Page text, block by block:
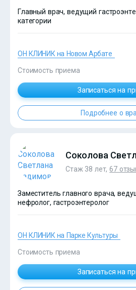
?>
Главный врач, ведущий
категории
ОН КЛИНИК на Новом Арбате
Стоимость приема
Записаться на
Подробнее о
Соколова
Стаж 38 лет,67
Заместитель главного врача,
нефролог, гастроэнтеролог
ОН КЛИНИК на Парке Культуры
Стоимость приема
Записаться на